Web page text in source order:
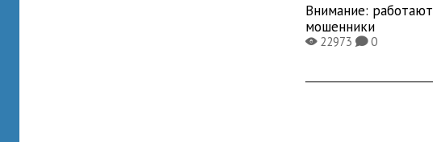
Внимание: работают
мошенники
X22973K0